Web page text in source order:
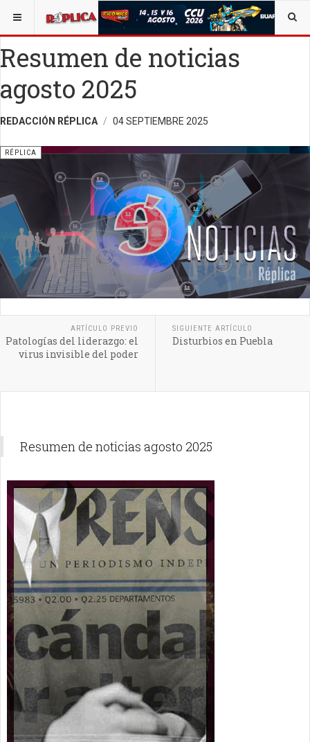
ESTÁ AQUÍ: ALEJANDRO C. MANJARREZ OPINIÓN RÉPLICA
Resumen de noticias
agosto 2025
REDACCIÓN RÉPLICA 04 SEPTIEMBRE 2025
RÉPLICA
ARTÍCULO PREVIO
Patologías del liderazgo: el
virus invisible del poder
SIGUIENTE ARTÍCULO
Disturbios en Puebla
Resumen de noticias agosto 2025